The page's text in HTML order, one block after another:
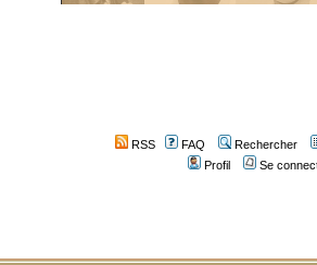
RSS FAQ
Rechercher
Profil
Se